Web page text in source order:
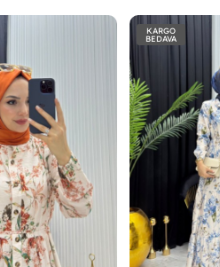
KARGO
BEDAVA